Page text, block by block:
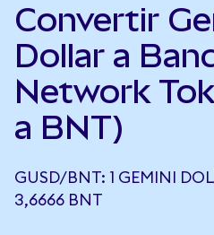
Convertir
Dollar a
Network
a BNT)
GUSD/BNT: 1 GEMINI
3,6666 BNT